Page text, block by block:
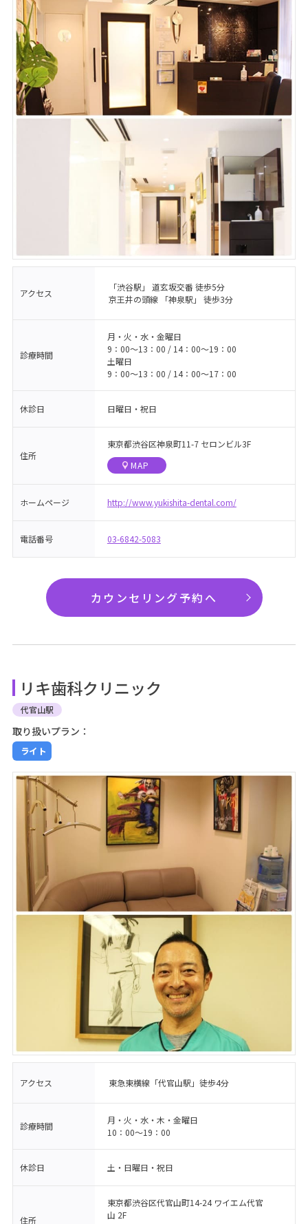
アクセス
「渋谷駅」 道玄坂交番 徒歩5分
京王井の頭線 「神泉駅」 徒歩3分
診療時間
月・火・水・金曜日
9：00～13：00 / 14：00～19：00
土曜日
9：00～13：00 / 14：00～17：00
休診日 日曜日・祝日
住所
東京都渋谷区神泉町11-7 セロンビル3F
MAP
ホームページ http://www.yukishita-dental.com/
電話番号 03-6842-5083
カウンセリング予約へ
リキ歯科クリニック
代官山駅
取り扱いプラン：
ライト
アクセス 東急東横線「代官山駅」徒歩4分
診療時間
月・火・水・木・金曜日
10：00〜19：00
休診日 土・日曜日・祝日
住所
東京都渋谷区代官山町14-24 ワイエム代官
山 2F